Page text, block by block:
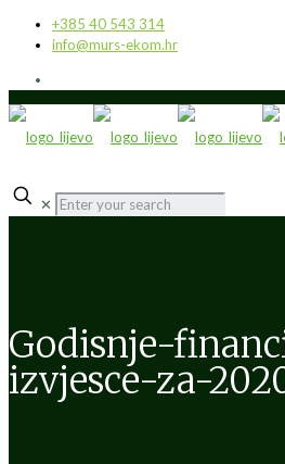
+385 40 543 314
info@murs-ekom.hr
✕
Godisnje-
izvjesce-za-